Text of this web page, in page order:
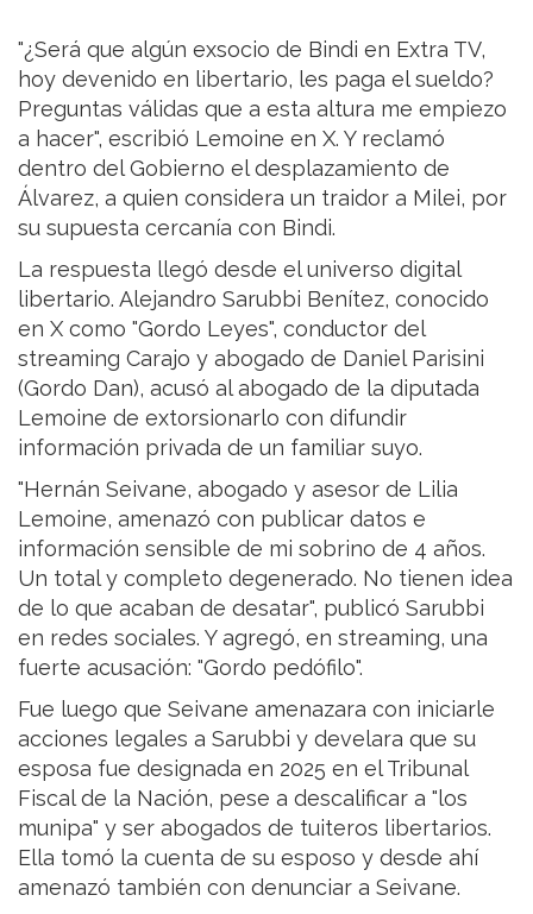
"¿Será que algún exsocio de Bindi en Extra TV,
hoy devenido en libertario, les paga el sueldo?
Preguntas válidas que a esta altura me empiezo
a hacer", escribió Lemoine en X. Y reclamó
dentro del Gobierno el desplazamiento de
Álvarez, a quien considera un traidor a Milei, por
su supuesta cercanía con Bindi.
La respuesta llegó desde el universo digital
libertario. Alejandro Sarubbi Benítez, conocido
en X como "Gordo Leyes", conductor del
streaming Carajo y abogado de Daniel Parisini
(Gordo Dan), acusó al abogado de la diputada
Lemoine de extorsionarlo con difundir
información privada de un familiar suyo.
"Hernán Seivane, abogado y asesor de Lilia
Lemoine, amenazó con publicar datos e
información sensible de mi sobrino de 4 años.
Un total y completo degenerado. No tienen idea
de lo que acaban de desatar", publicó Sarubbi
en redes sociales. Y agregó, en streaming, una
fuerte acusación: "Gordo pedófilo".
Fue luego que Seivane amenazara con iniciarle
acciones legales a Sarubbi y develara que su
esposa fue designada en 2025 en el Tribunal
Fiscal de la Nación, pese a descalificar a "los
munipa" y ser abogados de tuiteros libertarios.
Ella tomó la cuenta de su esposo y desde ahí
amenazó también con denunciar a Seivane.